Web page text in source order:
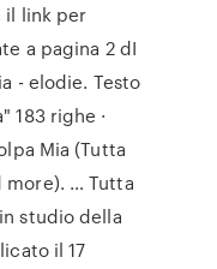
il link per
a pagina 2 dI
- elodie. Testo
183 righe ·
Mia (Tutta
more). … Tutta
studio della
il 17